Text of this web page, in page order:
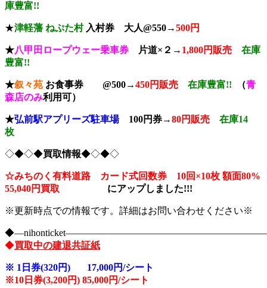
庫豊富!!
★津軽藩 ねぷた村 入村券 大人@550→500円
★八甲田ロープウェー乗車券 片道×２→ 1,800円販売 在庫
豊富!!
★叙々苑 お食事券 @500→450円販売 在庫豊富!! （青
森店のみ利用可）
★弘前駅アプリーズ駐車場 100円券→80円販売
在庫14
枚
◇◆◇◆買取情報◆◇◆◇
☆みちのく有料道路 カード式回数券 10回×10枚 額面80%
55,040円買取 にアップしました!!!
※更新時点での情報です。詳細はお問い合わせください※
◆買取中の建退共証紙
※ 1日券(320円) 17,000円/シート
※10 日券(3,200円) 85,000円/シート